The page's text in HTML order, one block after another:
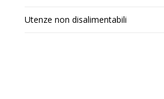
Utenze non disalimentabili